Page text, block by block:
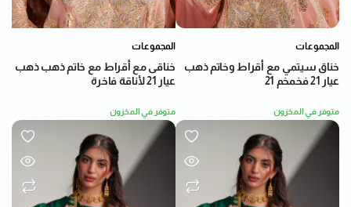
المجموعات
خناقى مع أقراط مع خاتم ذهب ذهب
عيار 21 لأناقة فاخرة
متوفر في المخزون
المجموعات
خناق سيتمي مع أقراط وخاتم ذهب
عيار 21 فخمخم 21
متوفر في المخزون